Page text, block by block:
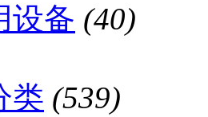
设备 (40)
类 (539)